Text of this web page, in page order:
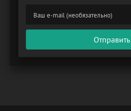
Отправить